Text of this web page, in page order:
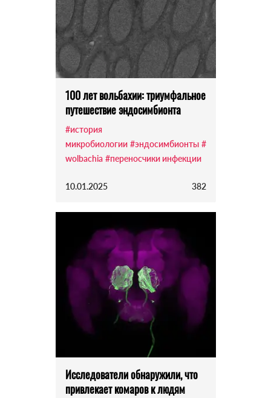
100 лет вольбахии: триумфальное
путешествие эндосимбионта
#история
микробиологии #эндосимбионты #
wolbachia #переносчики инфекции
10.01.2025 382
Исследователи обнаружили, что
привлекает комаров к людям